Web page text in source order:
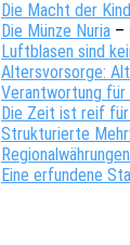
Die Macht der
Die Münze Nuria –
Luft­bla­sen sind
Alters­vor­sor­ge:
Verant­wor­tung
Die Zeit ist reif für
Struk­tu­rier­te
Eine erfun­de­ne